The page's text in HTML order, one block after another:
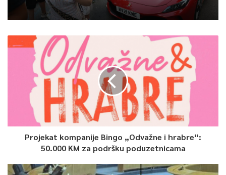
0
Article Rating
Projekat kompanije Bingo „Odvažne i hrabre“:
50.000 KM za podršku poduzetnicama